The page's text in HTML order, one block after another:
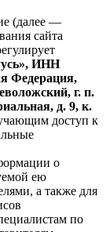
(далее —
сайта
ИНН
Федерация,
г. п.
д. 9, к.
доступ к
о
ею
а также для
по